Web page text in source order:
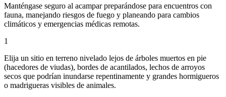
Manténgase seguro al acampar preparándose para encuentros con
fauna, manejando riesgos de fuego y planeando para cambios
climáticos y emergencias médicas remotas.
1
Elija un sitio en terreno nivelado lejos de árboles muertos en pie
(hacedores de viudas), bordes de acantilados, lechos de arroyos
secos que podrían inundarse repentinamente y grandes hormigueros
o madrigueras visibles de animales.